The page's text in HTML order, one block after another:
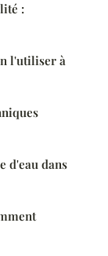
:
l'utiliser à
d'eau dans